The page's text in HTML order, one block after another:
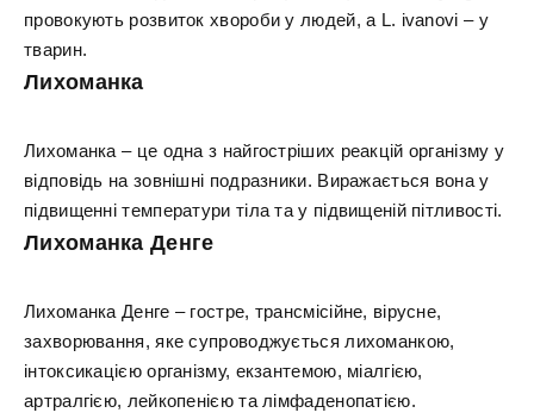
провокують розвиток хвороби у людей, а L. ivanovi – у
тварин.
Лихоманка
Лихоманка – це одна з найгостріших реакцій організму у
відповідь на зовнішні подразники. Виражається вона у
підвищенні температури тіла та у підвищеній пітливості.
Лихоманка Денге
Лихоманка Денге – гостре, трансмісійне, вірусне,
захворювання, яке супроводжується лихоманкою,
інтоксикацією організму, екзантемою, міалгією,
артралгією, лейкопенією та лімфаденопатією.